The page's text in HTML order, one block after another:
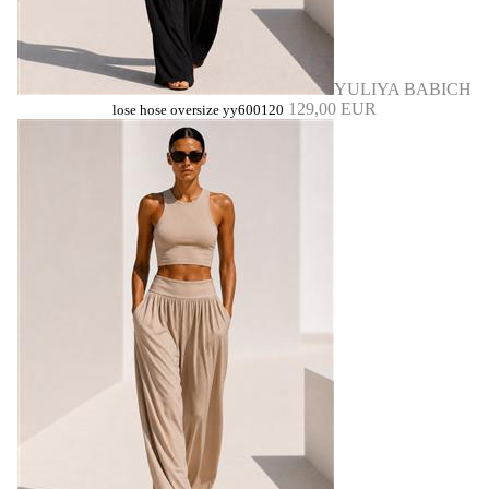
YULIYA BABICH
lose hose oversize yy600120 129,00 EUR